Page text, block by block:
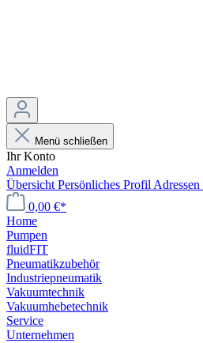
Menü schließen
Ihr Konto
Anmelden
Übersicht Persönliches Profil Adressen
0,00 €*
Home
Pumpen
fluidFIT
Pneumatikzubehör
Industriepneumatik
Vakuumtechnik
Vakuumhebetechnik
Service
Unternehmen